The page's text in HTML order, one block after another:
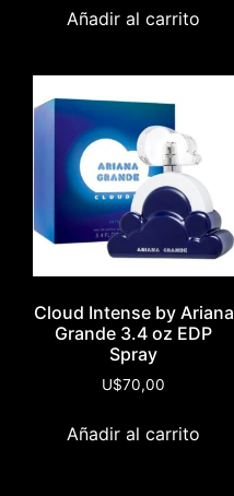
Añadir al carrito
Cloud Intense by Ariana
Grande 3.4 oz EDP
Spray
U$70,00
Añadir al carrito